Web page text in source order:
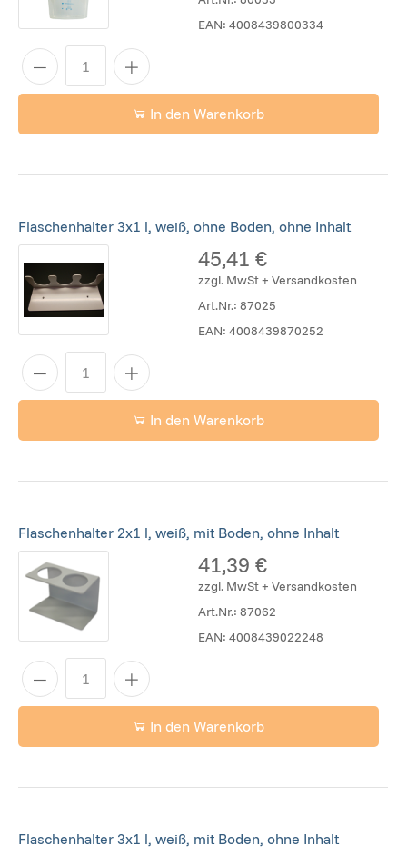
EAN:4008439800334
In den Warenkorb
Flaschenhalter 3x1 l, weiß, ohne Boden, ohne Inhalt
45,41 €
zzgl. MwSt + Versandkosten
Art.Nr.:87025
EAN:4008439870252
In den Warenkorb
Flaschenhalter 2x1 l, weiß, mit Boden, ohne Inhalt
41,39 €
zzgl. MwSt + Versandkosten
Art.Nr.:87062
EAN:4008439022248
In den Warenkorb
Flaschenhalter 3x1 l, weiß, mit Boden, ohne Inhalt